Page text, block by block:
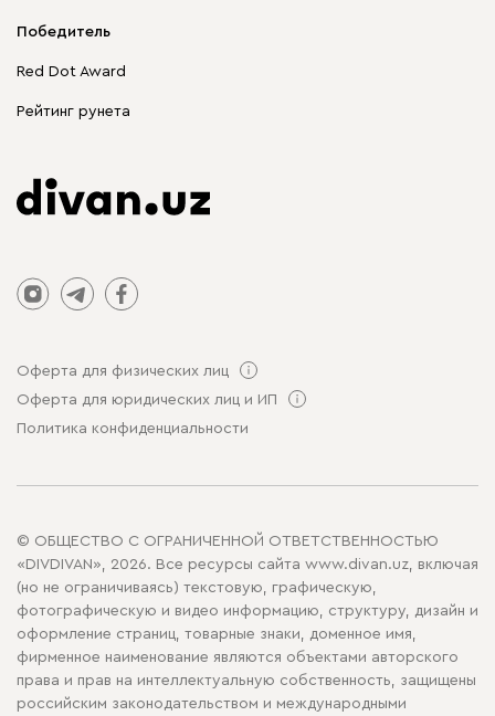
Корпусная мебель
Столы и стулья
Победитель
Red Dot Award
Рейтинг рунета
Оферта для физических лиц
Оферта для юридических лиц и ИП
Политика конфиденциальности
© ОБЩЕСТВО С ОГРАНИЧЕННОЙ ОТВЕТСТВЕННОСТЬЮ
«DIVDIVAN», 2026. Все ресурсы сайта www.divan.uz, включая
(но не ограничиваясь) текстовую, графическую,
фотографическую и видео информацию, структуру, дизайн и
оформление страниц, товарные знаки, доменное имя,
фирменное наименование являются объектами авторского
права и прав на интеллектуальную собственность, защищены
российским законодательством и международными